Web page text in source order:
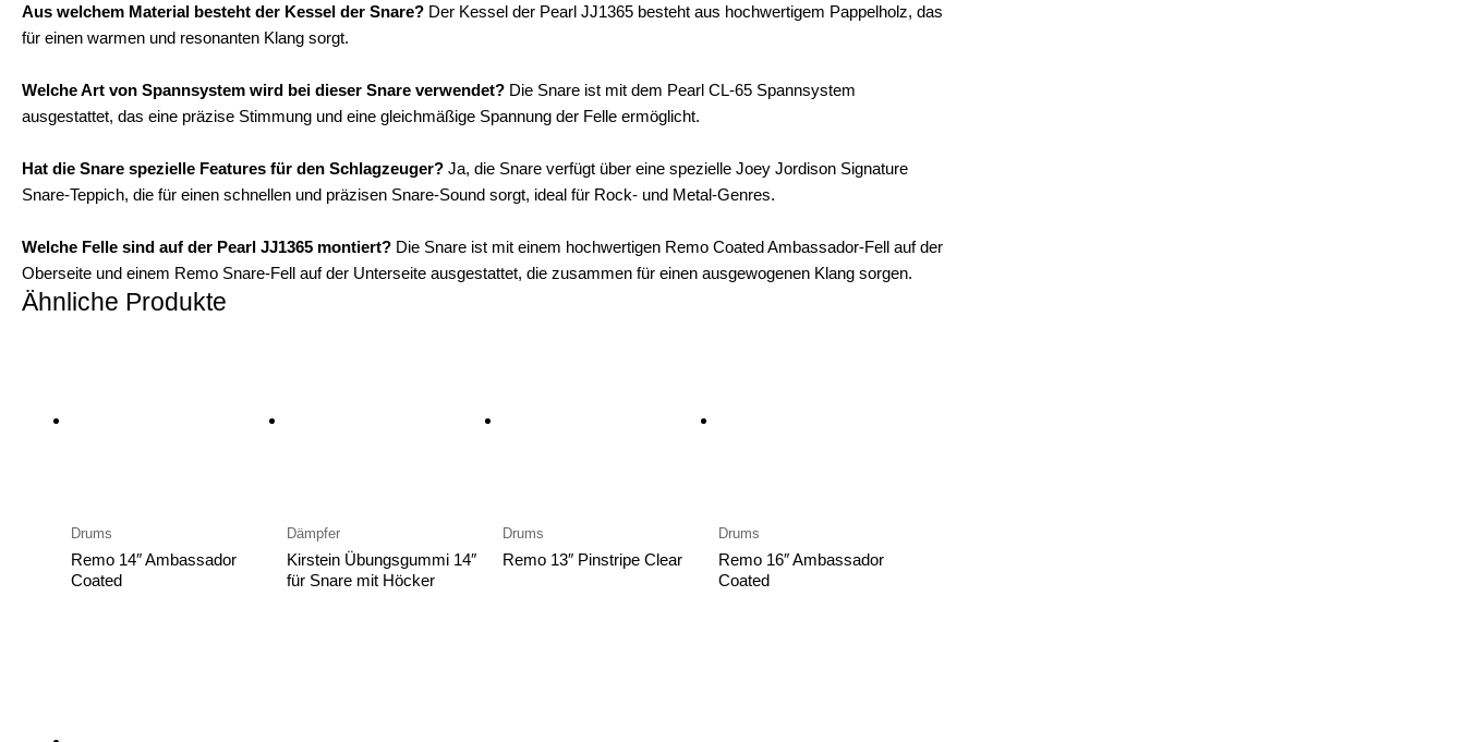
Aus welchem Material besteht der Kessel der Snare? Der Kessel der Pearl JJ1365 besteht aus hochwertigem Pappelholz, das
für einen warmen und resonanten Klang sorgt.
Welche Art von Spannsystem wird bei dieser Snare verwendet? Die Snare ist mit dem Pearl CL-65 Spannsystem
ausgestattet, das eine präzise Stimmung und eine gleichmäßige Spannung der Felle ermöglicht.
Hat die Snare spezielle Features für den Schlagzeuger? Ja, die Snare verfügt über eine spezielle Joey Jordison Signature
Snare-Teppich, die für einen schnellen und präzisen Snare-Sound sorgt, ideal für Rock- und Metal-Genres.
Welche Felle sind auf der Pearl JJ1365 montiert? Die Snare ist mit einem hochwertigen Remo Coated Ambassador-Fell auf der
Oberseite und einem Remo Snare-Fell auf der Unterseite ausgestattet, die zusammen für einen ausgewogenen Klang sorgen.
Ähnliche Produkte
Drums
Remo 14″ Ambassador
Coated
Dämpfer
Kirstein Übungsgummi 14″
für Snare mit Höcker
Drums
Remo 13″ Pinstripe Clear
Drums
Remo 16″ Ambassador
Coated